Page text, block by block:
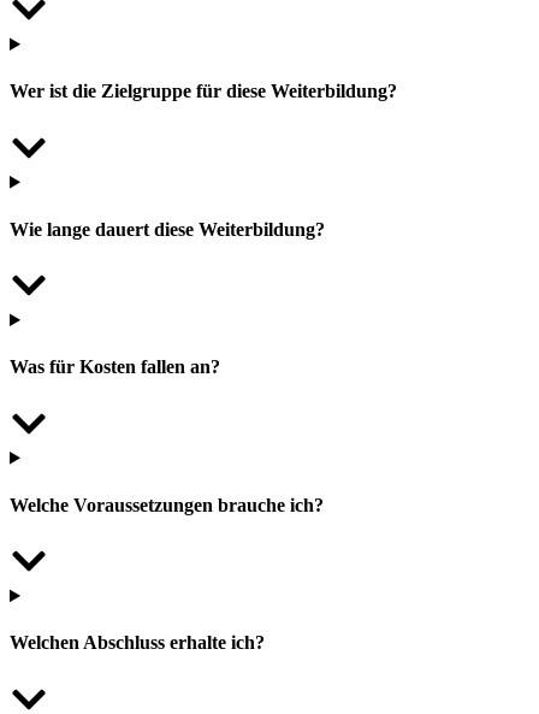
Wer ist die Zielgruppe für diese Weiterbildung?
Wie lange dauert diese Weiterbildung?
Was für Kosten fallen an?
Welche Voraussetzungen brauche ich?
Welchen Abschluss erhalte ich?